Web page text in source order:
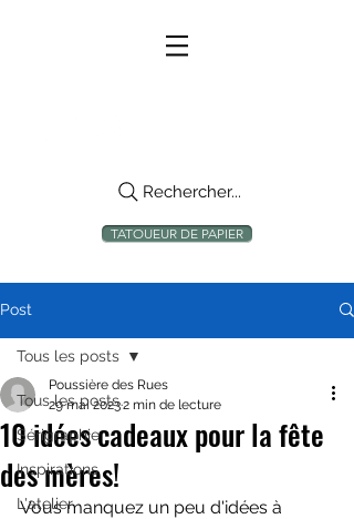
Rechercher...
TATOUEUR DE PAPIER
Post
Tous les posts
Sérigraphie
Inspirations
L'atelier
Tous les posts
10 idées cadeaux pour la fête
des mères!
Poussière des Rues
29 mai 20232 min de lecture
Vous manquez un peu d'idées à